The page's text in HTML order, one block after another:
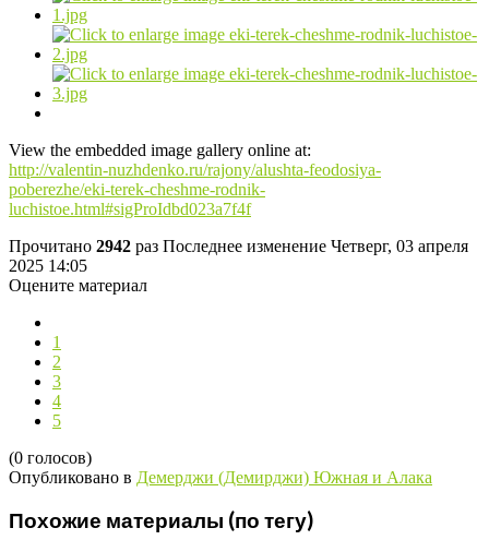
View the embedded image gallery online at:
http://valentin-nuzhdenko.ru/rajony/alushta-feodosiya-
poberezhe/eki-terek-cheshme-rodnik-
luchistoe.html#sigProIdbd023a7f4f
Прочитано 2942 раз Последнее изменение Четверг, 03 апреля
2025 14:05
Оцените материал
1
2
3
4
5
(0 голосов)
Опубликовано в Демерджи (Демирджи) Южная и Алака
Похожие материалы (по тегу)